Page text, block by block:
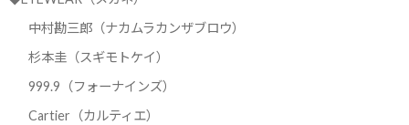
中村勘三郎（ナカムラカンザブロウ）
杉本圭（スギモトケイ）
999.9（フォーナインズ）
Cartier（カルティエ）